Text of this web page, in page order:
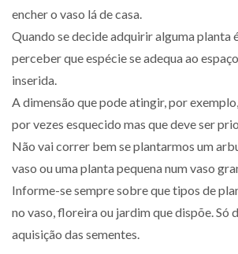
encher o vaso lá de casa.
Quando se decide adquirir alguma planta
perceber que espécie se adequa ao
inserida.
A dimensão que pode atingir, por
por vezes esquecido mas que deve ser
Não vai correr bem se plantarmos um
vaso ou uma planta pequena num vaso
Informe-se sempre sobre que tipos de
no vaso, floreira ou jardim que dispõe. Só
aquisição das sementes.